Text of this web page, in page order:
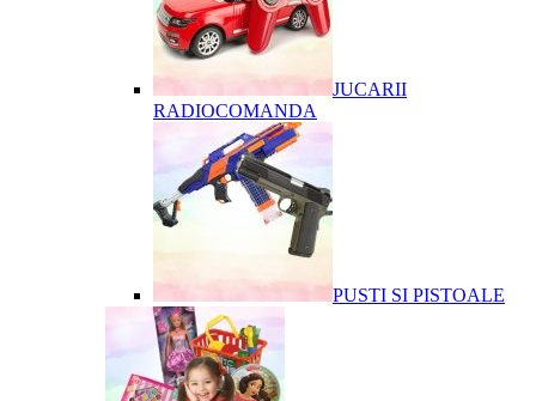
JUCARII
RADIOCOMANDA
PUSTI SI PISTOALE